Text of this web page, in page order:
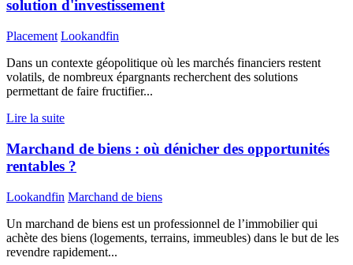
solution d'investissement
Placement Lookandfin
Dans un contexte géopolitique où les marchés financiers restent
volatils, de nombreux épargnants recherchent des solutions
permettant de faire fructifier...
Lire la suite
Marchand de biens : où dénicher des opportunités
rentables ?
Lookandfin Marchand de biens
Un marchand de biens est un professionnel de l’immobilier qui
achète des biens (logements, terrains, immeubles) dans le but de les
revendre rapidement...